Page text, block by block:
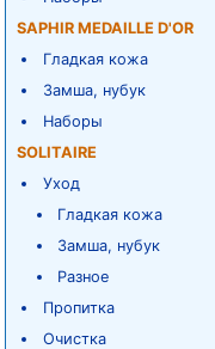
SAPHIR MEDAILLE D'OR
Гладкая кожа
Замша, нубук
Наборы
SOLITAIRE
Уход
Гладкая кожа
Замша, нубук
Разное
Пропитка
Очистка